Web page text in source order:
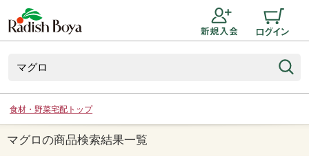
食材・野菜宅配トップ
マグロの商品検索結果一覧